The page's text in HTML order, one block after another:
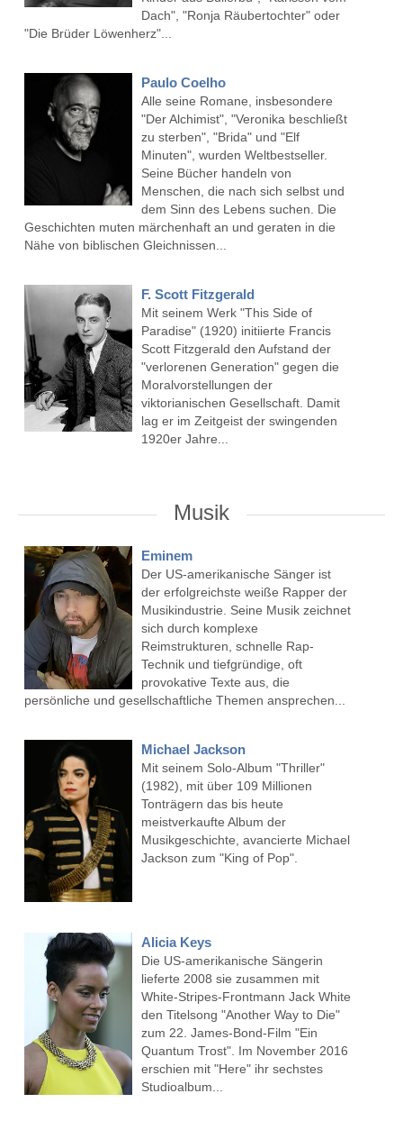
Dach", "Ronja Räubertochter" oder
"Die Brüder Löwenherz"...
Paulo Coelho
Alle seine Romane, insbesondere
"Der Alchimist", "Veronika beschließt
zu sterben", "Brida" und "Elf
Minuten", wurden Weltbestseller.
Seine Bücher handeln von
Menschen, die nach sich selbst und
dem Sinn des Lebens suchen. Die
Geschichten muten märchenhaft an und geraten in die
Nähe von biblischen Gleichnissen...
F. Scott Fitzgerald
Mit seinem Werk "This Side of
Paradise" (1920) initiierte Francis
Scott Fitzgerald den Aufstand der
"verlorenen Generation" gegen die
Moralvorstellungen der
viktorianischen Gesellschaft. Damit
lag er im Zeitgeist der swingenden
1920er Jahre...
Musik
Eminem
Der US-amerikanische Sänger ist
der erfolgreichste weiße Rapper der
Musikindustrie. Seine Musik zeichnet
sich durch komplexe
Reimstrukturen, schnelle Rap-
Technik und tiefgründige, oft
provokative Texte aus, die
persönliche und gesellschaftliche Themen ansprechen...
Michael Jackson
Mit seinem Solo-Album "Thriller"
(1982), mit über 109 Millionen
Tonträgern das bis heute
meistverkaufte Album der
Musikgeschichte, avancierte Michael
Jackson zum "King of Pop".
Alicia Keys
Die US-amerikanische Sängerin
lieferte 2008 sie zusammen mit
White-Stripes-Frontmann Jack White
den Titelsong "Another Way to Die"
zum 22. James-Bond-Film "Ein
Quantum Trost". Im November 2016
erschien mit "Here" ihr sechstes
Studioalbum...